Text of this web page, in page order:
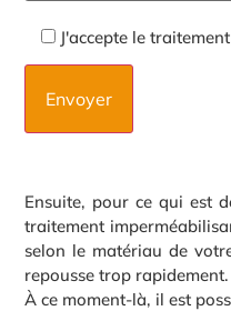
J'accepte le
Ensuite, pour ce qui est
traitement
selon le matériau de
repousse trop rapidement.
À ce moment-là, il est